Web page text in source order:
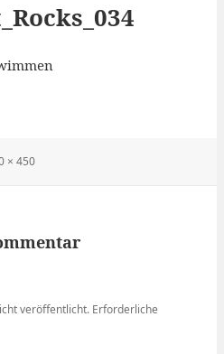
× 450
veröffentlicht. Erforderliche